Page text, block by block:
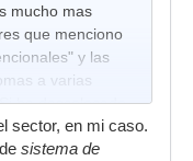
mucho mas
que menciono
y las
a varias
ha descolocado
por juventud
El touring,
sector, en mi caso.
sistema de